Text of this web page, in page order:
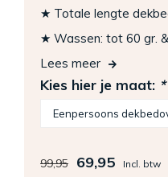
★ Totale lengte
★ Wassen: tot 60 gr.
Lees meer
Kies hier je maat: *
99,95 69,95 Incl. btw